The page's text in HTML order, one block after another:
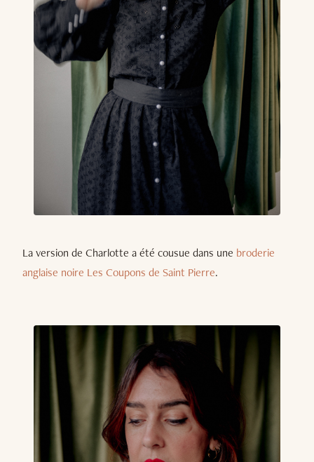
La version de Charlotte a été cousue dans une broderie
anglaise noire Les Coupons de Saint Pierre.